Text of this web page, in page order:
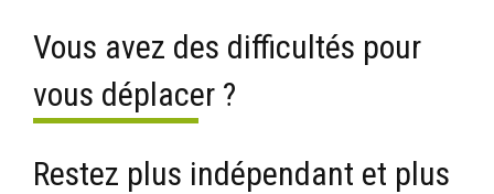
Vous avez des difficultés pour
vous déplacer ?
Restez plus indépendant et plus